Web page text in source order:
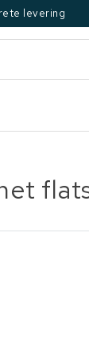
levering